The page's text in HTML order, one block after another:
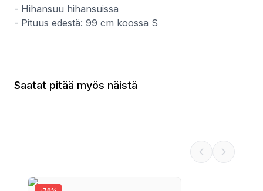
- Hihansuu hihansuissa
- Pituus edestä: 99 cm koossa S
Saatat pitää myös näistä